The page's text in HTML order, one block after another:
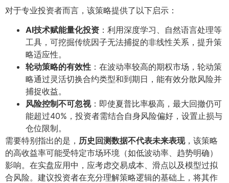
对于专业投资者而言，该策略提供了以下启示：
AI技术赋能量化投资 ：利用深度学习、自然语言处理等
工具，可挖掘传统因子无法捕捉的非线性关系，提升策
略适应性。
轮动策略的有效性 ：在波动率较高的期权市场，轮动策
略通过灵活切换合约类型和到期日，能有效分散风险并
捕捉收益。
风险控制不可忽视：即使夏普比率极高，最大回撤仍可
能超过40%，投资者需结合自身风险偏好，设置止损与
仓位限制。
需要特别指出的是， 历史回测数据不代表未来表现，该策略
的高收益率可能受特定市场环境（如低波动率、趋势明确）
影响。在实盘应用中，应考虑交易成本、滑点以及模型过拟
合风险。建议投资者在充分理解策略逻辑的基础上，将其作